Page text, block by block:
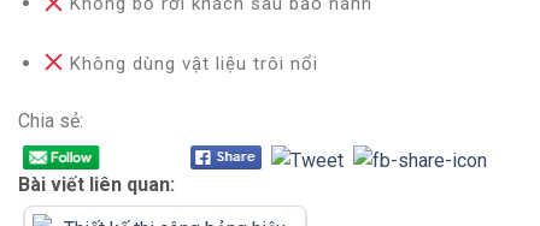
Không dùng vật liệu trôi nổi
Chia sẻ:
Bài viết liên quan: